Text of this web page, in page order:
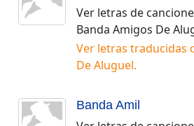
Ver letras de
Banda Amigos De
Ver letras traducidas
De Aluguel.
Banda Amil